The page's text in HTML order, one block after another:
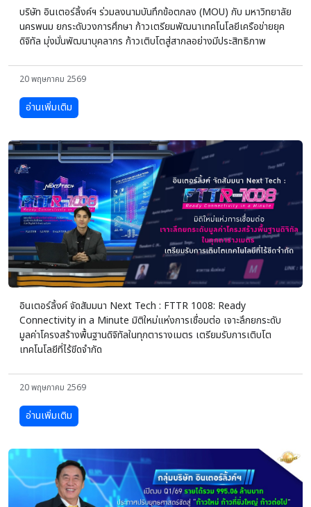
บริษัท อินเตอร์ลิ้งค์ฯ ร่วมลงนามบันทึกข้อตกลง (MOU) กับ มหาวิทยาลัย
นครพนม ยกระดับวงการศึกษา ก้าวเตรียมพัฒนาเทคโนโลยีเครือข่ายยุค
ดิจิทัล มุ่งมั่นพัฒนาบุคลากร ก้าวเติบโตสู่สากลอย่างมีประสิทธิภาพ
20 พฤษภาคม 2569
อ่านเพิ่มเติม
อินเตอร์ลิ้งค์ จัดสัมมนา Next Tech : FTTR 1008: Ready
Connectivity in a Minute มิติใหม่แห่งการเชื่อมต่อ เจาะลึกยกระดับ
มูลค่าโครงสร้างพื้นฐานดิจิทัลในทุกตารางเมตร เตรียมรับการเติบโต
เทคโนโลยีที่ไร้ขีดจำกัด
20 พฤษภาคม 2569
อ่านเพิ่มเติม